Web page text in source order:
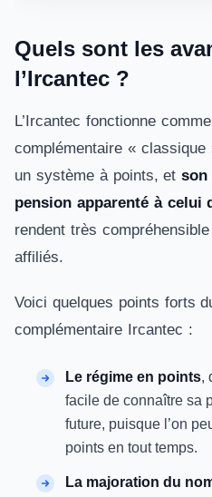
Quels sont les
l’Ircantec ?
L’Ircantec fonctionne
complémentaire «
un système à points, etson
pension apparenté à celui
rendent très
affiliés.
Voici quelques points forts
complémentaire Ircantec :
Le régime en points,
facile de connaître sa
future, puisque l’on
points en tout temps.
La majoration du